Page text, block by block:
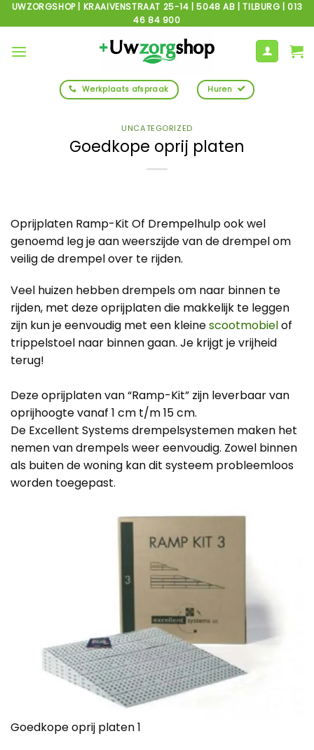
Ga
naar
inhoud
UWZORGSHOP | KRAAIVENSTRAAT 25-14 | 5048 AB | TILBURG | 013
46 84 900
Werkplaats afspraak Huren
UNCATEGORIZED
Goedkope oprij platen
Oprijplaten Ramp-Kit Of Drempelhulp ook wel
genoemd leg je aan weerszijde van de drempel om
veilig de drempel over te rijden.
Veel huizen hebben drempels om naar binnen te
rijden, met deze oprijplaten die makkelijk te leggen
zijn kun je eenvoudig met een kleinescootmobielof
trippelstoel naar binnen gaan. Je krijgt je vrijheid
terug!
Deze oprijplaten van “Ramp-Kit” zijn leverbaar van
oprijhoogte vanaf 1 cm t/m 15 cm.
De Excellent Systems drempelsystemen maken het
nemen van drempels weer eenvoudig. Zowel binnen
als buiten de woning kan dit systeem probleemloos
worden toegepast.
Goedkope oprij platen 1